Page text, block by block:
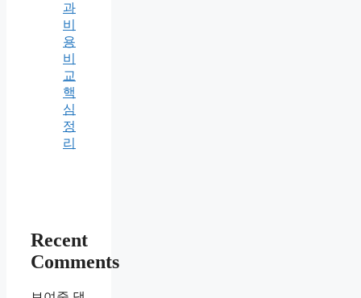
과
비
용
비
교
핵
심
정
리
Recent
Comments